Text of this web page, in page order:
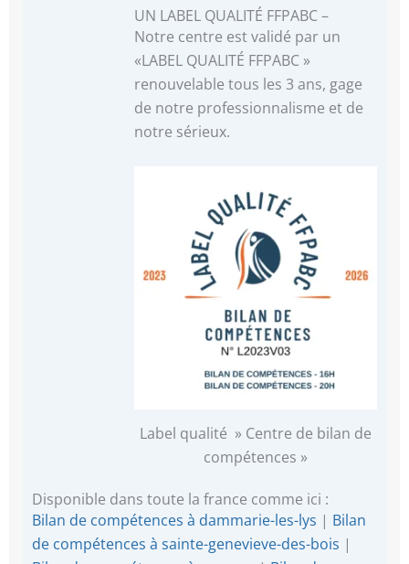
UN LABEL QUALITÉ FFPABC –
Notre centre est validé par un
«LABEL QUALITÉ FFPABC »
renouvelable tous les 3 ans, gage
de notre professionnalisme et de
notre sérieux.
Label qualité » Centre de bilan de
compétences »
Disponible dans toute la france comme ici :
Bilan de compétences à dammarie-les-lys | Bilan
de compétences à sainte-genevieve-des-bois |